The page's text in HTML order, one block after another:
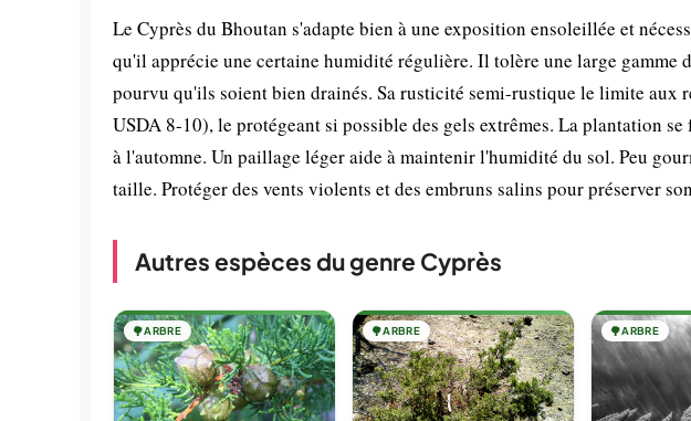
Le Cyprès du Bhoutan s'adapte bien à une exposition ensoleillée et
qu'il apprécie une certaine humidité régulière. Il tolère une large gamme
pourvu qu'ils soient bien drainés. Sa rusticité semi-rustique le limite aux
USDA 8-10), le protégeant si possible des gels extrêmes. La plantation
à l'automne. Un paillage léger aide à maintenir l'humidité du sol. Peu
taille. Protéger des vents violents et des embruns salins pour préserver
Autres espèces du genre Cyprès
🌳ARBRE 🌳ARBRE 🌳ARBRE